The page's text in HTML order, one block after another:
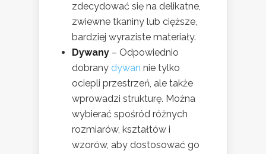
zdecydować się na delikatne,
zwiewne tkaniny lub cięższe,
bardziej wyraziste materiały.
Dywany – Odpowiednio
dobrany dywan nie tylko
ociepli przestrzeń, ale także
wprowadzi strukturę. Można
wybierać spośród różnych
rozmiarów, kształtów i
wzorów, aby dostosować go